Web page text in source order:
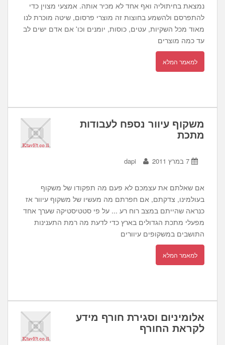
נמצאת בחיתוליה ואף אחד לא מכיר אותה. אמצעי מצוין כדי
להתפרסם ולהשמע בחוצות זה מוצרי פרסום, שיטה מוכרת לנו
מאוד מכל השקיות, עטים, כוסות, יומנים וכו' אם אדם ישים לב
עד כמה מוצרים
למאמר המלא
משקוף עיוור נספח לעבודות
מתכת
7 במרץ 2011 dapi
אם שאלתם את עצמכם לא פעם מה תפקודו של משקוף
בעולמינו, צדקתם, אם חפרתם מה מעשיו של משקוף עיוור אז
כנראה שהייתם במצב רוח רע ... על פי סטטיסטיקה שערך אחד
מפעלי מתכת הגדולים בארץ כדי לדעת מה רמת התענינות
התושבים במשקופים עיוורים
למאמר המלא
אלומיניום וסגירת חורף מידע
לקראת החורף